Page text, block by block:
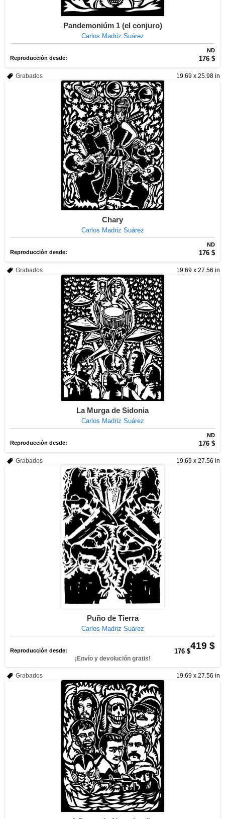
Pandemoniúm 1 (el conjuro)
Carlos Madriz Suárez
ND
Reproducción desde:
176 $
19.69 x 25.98 in
Grabados
Chary
Carlos Madriz Suárez
ND
Reproducción desde:
176 $
19.69 x 27.56 in
Grabados
La Murga de Sidonia
Carlos Madriz Suárez
ND
Reproducción desde:
176 $
19.69 x 27.56 in
Grabados
Puño de Tierra
Carlos Madriz Suárez
419 $
Reproducción desde: 176 $
¡Envío y devolución gratis!
19.69 x 27.56 in
Grabados